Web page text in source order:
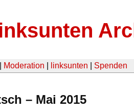
Moderation linksunten Spenden
– Mai 2015